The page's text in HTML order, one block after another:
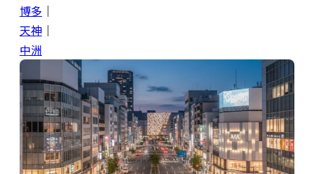
博多 ｜
天神｜
中洲